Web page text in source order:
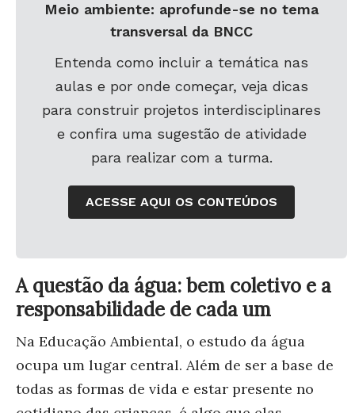
Meio ambiente: aprofunde-se no tema
transversal da BNCC
Entenda como incluir a temática nas
aulas e por onde começar, veja dicas
para construir projetos interdisciplinares
e confira uma sugestão de atividade
para realizar com a turma.
ACESSE AQUI OS CONTEÚDOS
A questão da água: bem coletivo e a
responsabilidade de cada um
Na Educação Ambiental, o estudo da água
ocupa um lugar central. Além de ser a base de
todas as formas de vida e estar presente no